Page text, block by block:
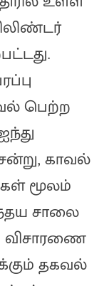
பெற்ற
காவல்
மூலம்
சாலை
விசாரணை
தகவல்